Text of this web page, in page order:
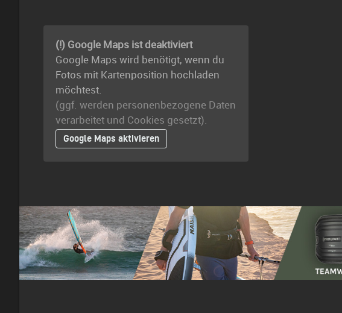
(!) Google Maps ist deaktiviert
Google Maps wird benötigt, wenn du
Fotos mit Kartenposition hochladen
möchtest.
(ggf. werden personen­bezogene Daten
verarbeitet und Cookies gesetzt).
Google Maps aktivieren